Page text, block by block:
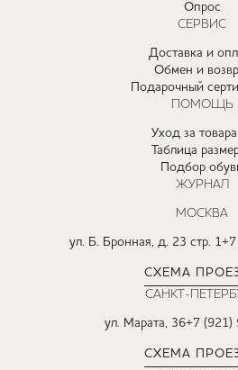
Опрос
СЕРВИС
Доставка и
Обмен и
Подарочный
ПОМОЩЬ
Уход за
Таблица
Подбор
ЖУРНАЛ
МОСКВА
ул. Б. Бронная, д. 23 стр. 1
СХЕМА
САНКТ-
ул. Марата, 36+7 (921)
СХЕМА